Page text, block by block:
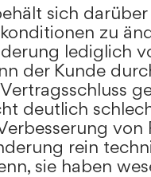
sich darüber
zu
lediglich
der Kunde
deutlich
rein
sie haben